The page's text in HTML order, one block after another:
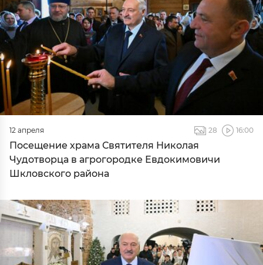
12 апреля 28 16:00
Посещение храма Святителя Николая
Чудотворца в агрогородке Евдокимовичи
Шкловского района